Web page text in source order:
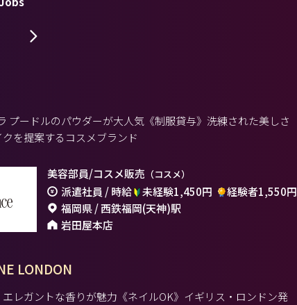
プードルのパウダーが大人気《制服貸与》洗練された美しさ
クを提案するコスメブランド
美容部員/コスメ販売 （コスメ）
派遣社員 / 時給 未経験1,450円
経験者1,550円
福岡県 / 西鉄福岡(天神)駅
岩田屋本店
LONDON
レガントな香りが魅力《ネイルOK》イギリス・ロンドン発